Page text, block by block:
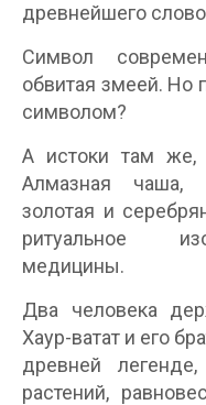
древнейшего
Символ
обвитая змеей. Но
символом?
А истоки там же,
Алмазная чаша,
золотая и
ритуальное
медицины.
Два человека
Хаур-ватат и его
древней
растений,